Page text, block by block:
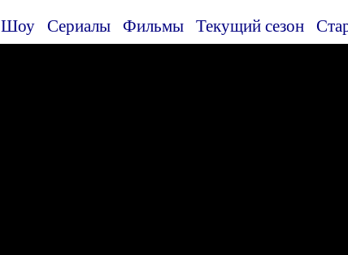
Шоу Сериалы Фильмы Текущий сезон